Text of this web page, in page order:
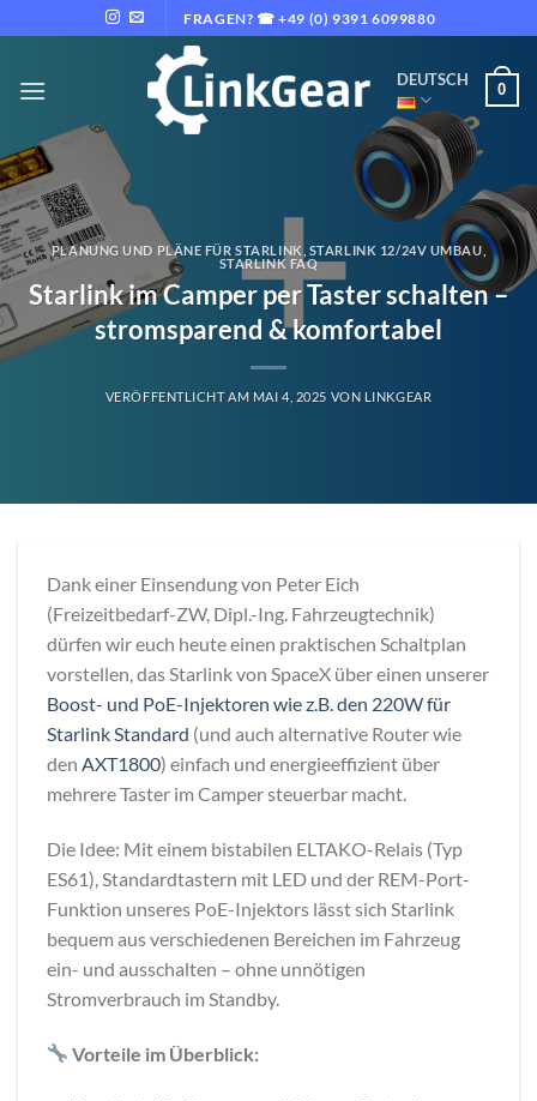
Inhalt
FRAGEN? ☎ +49 (0) 9391 6099880
DEUTSCH
0
PLANUNG UND PLÄNE FÜR STARLINK STARLINK 12/24V UMBAU
STARLINK FAQ
Starlink im Camper per Taster schalten –
stromsparend & komfortabel
VERÖFFENTLICHT AM MAI 4, 2025 VON LINKGEAR
Dank einer Einsendung von Peter Eich
(Freizeitbedarf-ZW, Dipl.-Ing. Fahrzeugtechnik)
dürfen wir euch heute einen praktischen Schaltplan
vorstellen, das Starlink von SpaceX über einen unserer
Boost- und PoE-Injektoren wie z.B. den 220W für
StarlinkStandard (und auch alternative Router wie
den AXT1800) einfach und energieeffizient über
mehrere Taster im Camper steuerbar macht.
Die Idee: Mit einem bistabilen ELTAKO-Relais (Typ
ES61), Standardtastern mit LED und der REM-Port-
Funktion unseres PoE-Injektors lässt sich Starlink
bequem aus verschiedenen Bereichen im Fahrzeug
ein- und ausschalten – ohne unnötigen
Stromverbrauch im Standby.
Vorteile im Überblick: